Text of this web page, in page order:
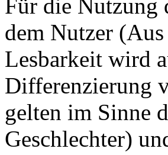
Für die Nutzung
dem Nutzer
Lesbarkeit wird
Differenzierung
gelten im Sinne
Geschlechter)